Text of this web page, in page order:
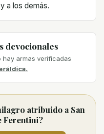
a los demás.
devocionales
hay armas verificadas
atribuido a San
Ferentini?